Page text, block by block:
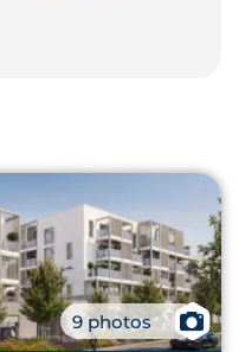
9 photos
📷